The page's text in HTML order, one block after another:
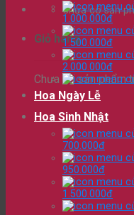
Chưa có sản
Giỏ hàng
Chưa có sản phẩm
1.000.000đ
1.500.000đ
2.000.000đ
Hoa Ngày Lễ
Hoa Sinh Nhật
700.000đ
950.000đ
1.500.000đ